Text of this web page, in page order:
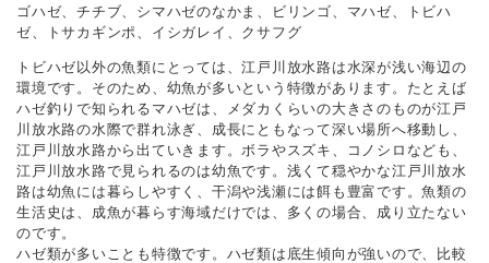
ゴハゼ、チチブ、シマハゼのなかま、ビリンゴ、マハゼ、トビハ
ゼ、トサカギンポ、イシガレイ、クサフグ
トビハゼ以外の魚類にとっては、江戸川放水路は水深が浅い海辺の
環境です。そのため、幼魚が多いという特徴があります。たとえば
ハゼ釣りで知られるマハゼは、メダカくらいの大きさのものが江戸
川放水路の水際で群れ泳ぎ、成長にともなって深い場所へ移動し、
江戸川放水路から出ていきます。ボラやスズキ、コノシロなども、
江戸川放水路で見られるのは幼魚です。浅くて穏やかな江戸川放水
路は幼魚には暮らしやすく、干潟や浅瀬には餌も豊富です。魚類の
生活史は、成魚が暮らす海域だけでは、多くの場合、成り立たない
のです。
ハゼ類が多いことも特徴です。ハゼ類は底生傾向が強いので、比較